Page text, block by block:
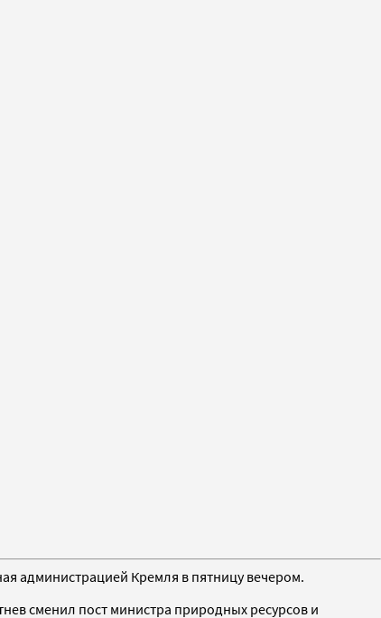
администрацией Кремля в пятницу вечером.
сменил пост министра природных ресурсов и